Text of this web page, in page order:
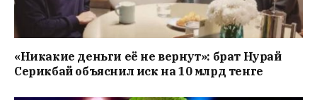
«Никакие деньги её не вернут»: брат Нурай
Серикбай объяснил иск на 10 млрд тенге